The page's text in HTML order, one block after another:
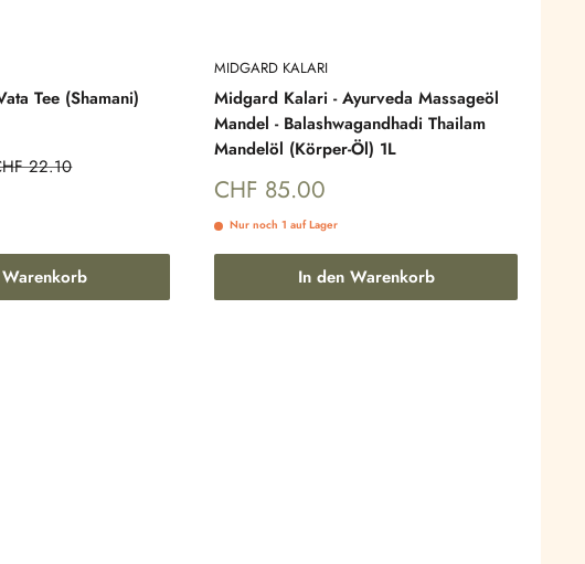
Tee (Shamani)
22.10
MIDGARD KALARI
Midgard Kalari - Ayurveda Massageöl
Mandel - Balashwagandhadi Thailam
Mandelöl (Körper-Öl) 1L
Sonderpreis
CHF 85.00
Nur noch 1 auf Lager
In den Warenkorb